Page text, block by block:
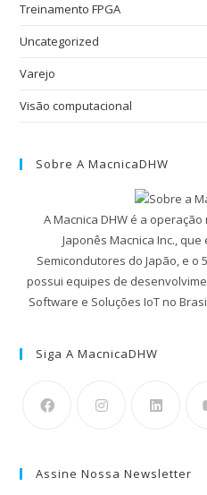
Treinamento FPGA
Uncategorized
Varejo
Visão computacional
Sobre A MacnicaDHW
A Macnica DHW é a
Japonês Macnica Inc.,
Semicondutores do Japão, e o
possui equipes de
Software e Soluções IoT no
Siga A MacnicaDHW
Assine Nossa Newsletter